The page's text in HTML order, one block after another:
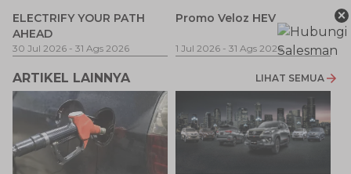
ELECTRIFY YOUR PATH
AHEAD
30 Jul 2026 - 31 Ags 2026
Promo Veloz HEV
1 Jul 2026 - 31 Ags 2026
1
ARTIKEL LAINNYA LIHAT SEMUA
×